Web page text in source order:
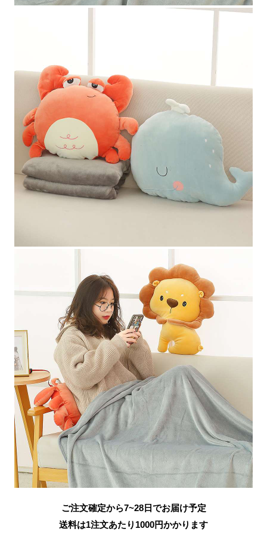
ご注文確定から7~28日でお届け予定
送料は1注文あたり 1000円かかります